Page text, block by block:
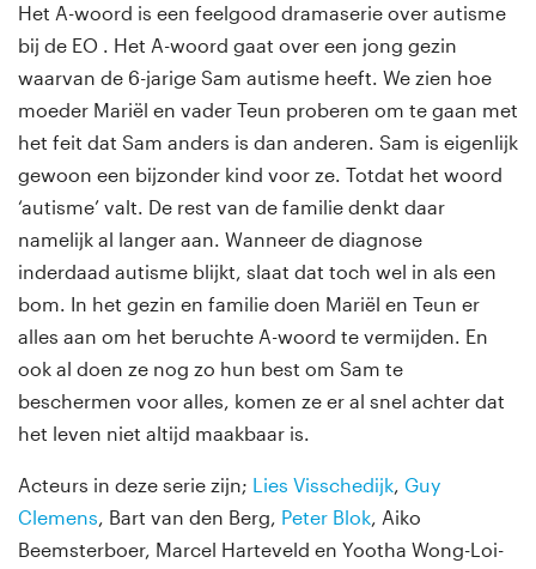
Het A-woord is een feelgood dramaserie over autisme
bij de EO . Het A-woord gaat over een jong gezin
waarvan de 6-jarige Sam autisme heeft. We zien hoe
moeder Mariël en vader Teun proberen om te gaan met
het feit dat Sam anders is dan anderen. Sam is eigenlijk
gewoon een bijzonder kind voor ze. Totdat het woord
‘autisme’ valt. De rest van de familie denkt daar
namelijk al langer aan. Wanneer de diagnose
inderdaad autisme blijkt, slaat dat toch wel in als een
bom. In het gezin en familie doen Mariël en Teun er
alles aan om het beruchte A-woord te vermijden. En
ook al doen ze nog zo hun best om Sam te
beschermen voor alles, komen ze er al snel achter dat
het leven niet altijd maakbaar is.
Acteurs in deze serie zijn; Lies Visschedijk, Guy
Clemens, Bart van den Berg, Peter Blok, Aiko
Beemsterboer, Marcel Harteveld en Yootha Wong-Loi-